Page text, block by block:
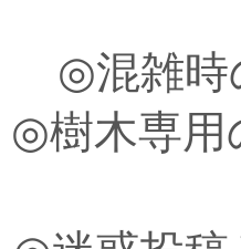
◎混雑時
◎樹木専用